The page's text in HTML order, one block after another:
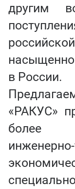
другим
в России.
«РАКУС»
более